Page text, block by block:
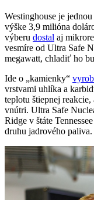
Westinghouse je
výške 3,9 milióna
výberu dostal aj
vesmíre od Ultra Safe
megawatt, chladiť ho
Ide o „kamienky“
vrstvami uhlíka a
teplotu štiepnej
vnútri. Ultra Safe
Ridge v štáte
druhu jadrového paliva.